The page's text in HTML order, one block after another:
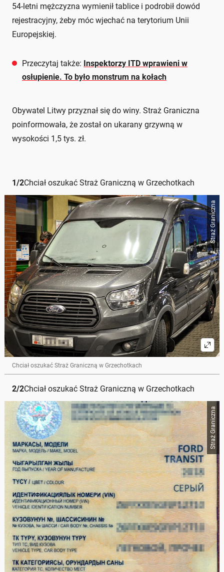
54-letni mężczyzna wymienił tablice i podrobił dowód
rejestracyjny, żeby móc wjechać na terytorium Unii
Europejskiej.
Przeczytaj także: Inspektorzy ITD wprawieni w
osłupienie. To było monstrum na kołach
Obywatel Litwy przyznał się do winy. Straż Graniczna
poinformowała, że został on ukarany grzywną w
wysokości 1,5 tys. zł.
1/2Chciał oszukać Straż Graniczną w Grzechotkach
Straż Graniczna
Chciał oszukać Straż Graniczną w Grzechotkach
2/2Chciał oszukać Straż Graniczną w Grzechotkach
Straż Graniczna